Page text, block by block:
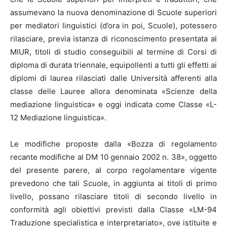
assumevano la nuova denominazione di Scuole superiori
per mediatori linguistici (d’ora in poi, Scuole), potessero
rilasciare, previa istanza di riconoscimento presentata al
MIUR, titoli di studio conseguibili al termine di Corsi di
diploma di durata triennale, equipollenti a tutti gli effetti ai
diplomi di laurea rilasciati dalle Università afferenti alla
classe delle Lauree allora denominata «Scienze della
mediazione linguistica» e oggi indicata come Classe «L-
12 Mediazione linguistica».
Le modifiche proposte dalla «Bozza di regolamento
recante modifiche al DM 10 gennaio 2002 n. 38», oggetto
del presente parere, al corpo regolamentare vigente
prevedono che tali Scuole, in aggiunta ai titoli di primo
livello, possano rilasciare titoli di secondo livello in
conformità agli obiettivi previsti dalla Classe «LM-94
Traduzione specialistica e interpretariato», ove istituite e